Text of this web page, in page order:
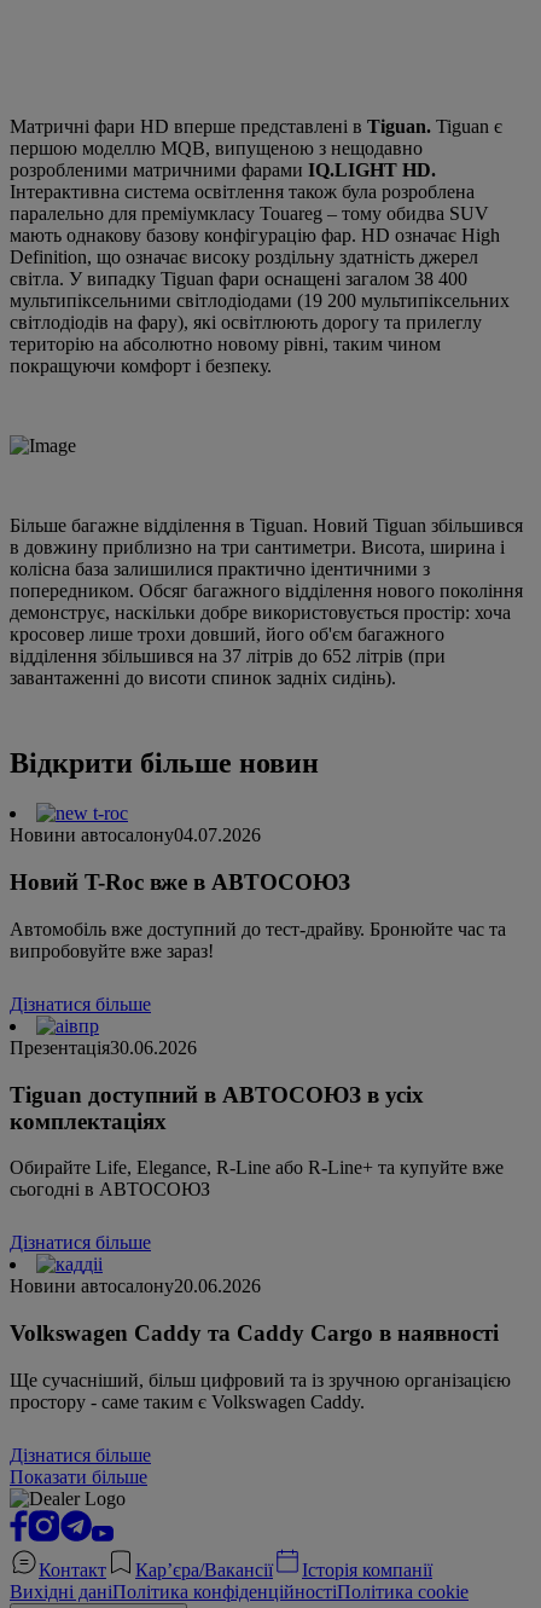
Матричні фари HD вперше представлені в Tiguan. Tiguan є
першою моделлю MQB, випущеною з нещодавно
розробленими матричними фарами IQ.LIGHT HD.
Інтерактивна система освітлення також була розроблена
паралельно для преміумкласу Touareg – тому обидва SUV
мають однакову базову конфігурацію фар. HD означає High
Definition, що означає високу роздільну здатність джерел
світла. У випадку Tiguan фари оснащені загалом 38 400
мультипіксельними світлодіодами (19 200 мультипіксельних
світлодіодів на фару), які освітлюють дорогу та прилеглу
територію на абсолютно новому рівні, таким чином
покращуючи комфорт і безпеку.
Більше багажне відділення в Tiguan. Новий Tiguan збільшився
в довжину приблизно на три сантиметри. Висота, ширина і
колісна база залишилися практично ідентичними з
попередником. Обсяг багажного відділення нового покоління
демонструє, наскільки добре використовується простір: хоча
кросовер лише трохи довший, його об'єм багажного
відділення збільшився на 37 літрів до 652 літрів (при
завантаженні до висоти спинок задніх сидінь).
Відкрити більше новин
Новини автосалону04.07.2026
Новий T-Roc вже в АВТОСОЮЗ
Автомобіль вже доступний до тест-драйву. Бронюйте час та
випробовуйте вже зараз!
Дізнатися більше
Презентація30.06.2026
Tiguan доступний в АВТОСОЮЗ в усіх
комплектаціях
Обирайте Life, Elegance, R-Line або R-Line+ та купуйте вже
сьогодні в АВТОСОЮЗ
Дізнатися більше
Новини автосалону20.06.2026
Volkswagen Caddy та Caddy Cargo в наявності
Ще сучасніший, більш цифровий та із зручною організацією
простору - саме таким є Volkswagen Caddy.
Дізнатися більше
Показати більше
Контакт Кар’єра/Вакансії
Історія компанії
Вихідні даніПолітика конфіденційностіПолітика cookie